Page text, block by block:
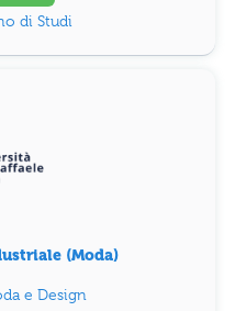
di Studi
(Moda)
e Design